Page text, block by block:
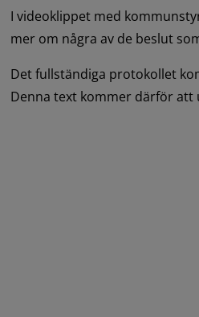
I videoklippet med
mer om några av de beslut
Det fullständiga protokollet
Denna text kommer därför att